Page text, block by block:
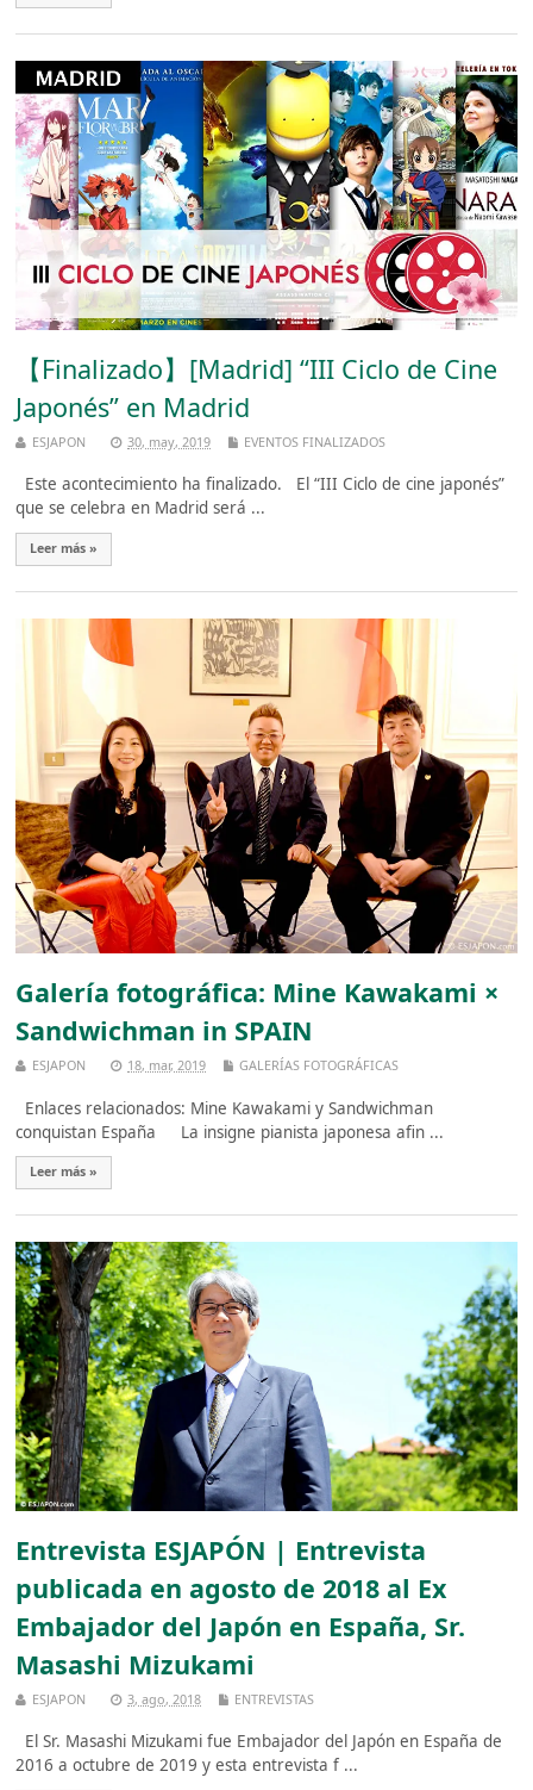
【Finalizado】[Madrid] “III Ciclo de Cine
Japonés” en Madrid
ESJAPON 30, may, 2019 EVENTOS FINALIZADOS
Este acontecimiento ha finalizado. El “III Ciclo de cine japonés”
que se celebra en Madrid será ...
Leer más »
Galería fotográfica: Mine Kawakami ×
Sandwichman in SPAIN
ESJAPON 18, mar, 2019 GALERÍAS FOTOGRÁFICAS
Enlaces relacionados: Mine Kawakami y Sandwichman
conquistan España La insigne pianista japonesa afin ...
Leer más »
Entrevista ESJAPÓN | Entrevista
publicada en agosto de 2018 al Ex
Embajador del Japón en España, Sr.
Masashi Mizukami
ESJAPON 3, ago, 2018 ENTREVISTAS
El Sr. Masashi Mizukami fue Embajador del Japón en España de
2016 a octubre de 2019 y esta entrevista f ...